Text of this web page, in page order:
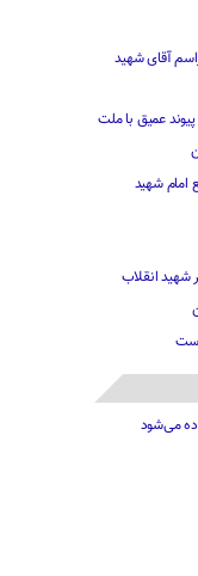
آقای شهید
عمیق با ملت
امام شهید
شهید انقلاب
است
می‌شود